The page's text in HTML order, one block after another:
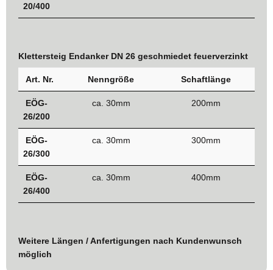
20/400
Klettersteig Endanker DN 26 geschmiedet feuerverzinkt
Art. Nr. Nenngröße Schaftlänge
EÖG-
26/200
ca. 30mm 200mm
EÖG-
26/300
ca. 30mm 300mm
EÖG-
26/400
ca. 30mm 400mm
Weitere Längen / Anfertigungen nach Kundenwunsch
möglich